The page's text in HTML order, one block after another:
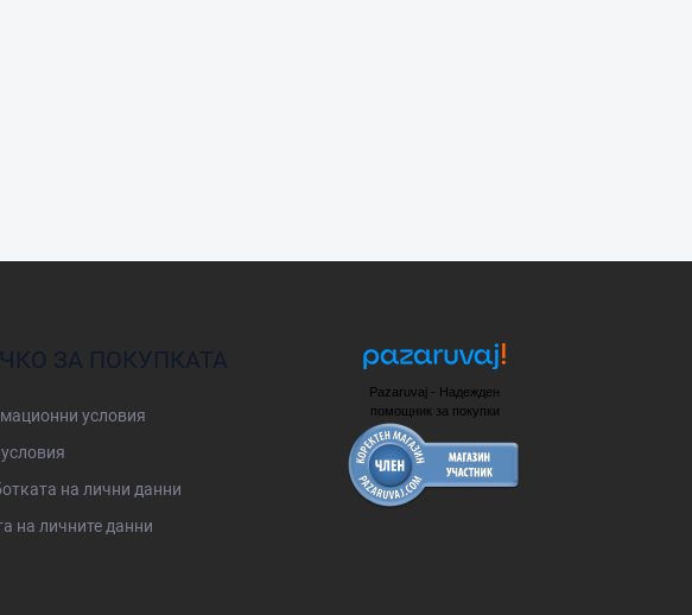
ЗА ПОКУПКАТА
условия
на лични данни
на личните данни
Pazaruvaj - Надежден
помощник за покупки